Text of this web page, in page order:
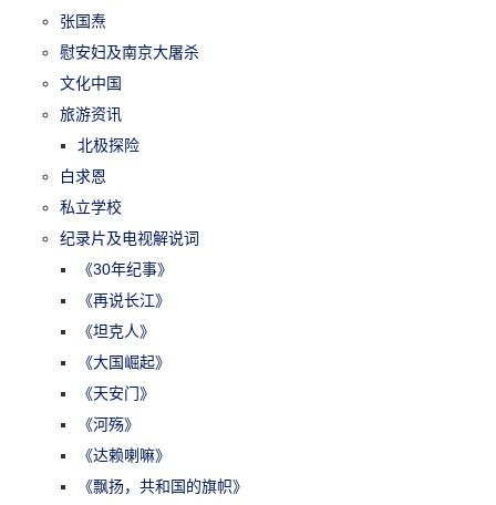
张国焘
慰安妇及南京大屠杀
文化中国
旅游资讯
北极探险
白求恩
私立学校
纪录片及电视解说词
《30年纪事》
《再说长江》
《坦克人》
《大国崛起》
《天安门》
《河殇》
《达赖喇嘛》
《飘扬，共和国的旗帜》